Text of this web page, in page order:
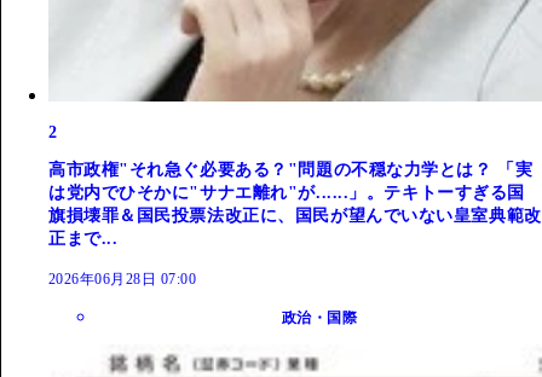
2
高市政権"それ急ぐ必要ある？"問題の不穏な力学とは？ 「実
は党内でひそかに"サナエ離れ"が......」。テキトーすぎる国
旗損壊罪＆国民投票法改正に、国民が望んでいない皇室典範改
正まで...
2026年06月28日 07:00
政治・国際